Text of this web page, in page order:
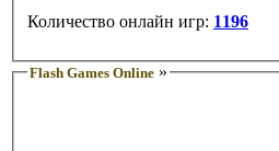
Количество онлайн игр: 1196
Flash Games Online »